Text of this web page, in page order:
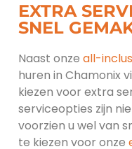
EXTRA
SNEL
Naast onze all-
huren in Chamonix
kiezen voor extra
serviceopties zijn
voorzien u wel van
te kiezen voor onze